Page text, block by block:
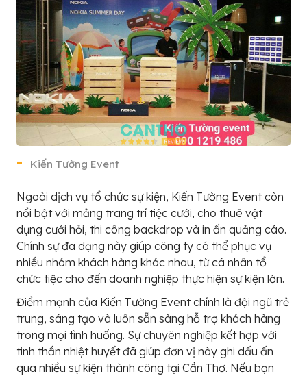
Kiến Tường Event
Ngoài dịch vụ tổ chức sự kiện, Kiến Tường Event còn
nổi bật với mảng trang trí tiệc cưới, cho thuê vật
dụng cưới hỏi, thi công backdrop và in ấn quảng cáo.
Chính sự đa dạng này giúp công ty có thể phục vụ
nhiều nhóm khách hàng khác nhau, từ cá nhân tổ
chức tiệc cho đến doanh nghiệp thực hiện sự kiện lớn.
Điểm mạnh của Kiến Tường Event chính là đội ngũ trẻ
trung, sáng tạo và luôn sẵn sàng hỗ trợ khách hàng
trong mọi tình huống. Sự chuyên nghiệp kết hợp với
tinh thần nhiệt huyết đã giúp đơn vị này ghi dấu ấn
qua nhiều sự kiện thành công tại Cần Thơ. Nếu bạn